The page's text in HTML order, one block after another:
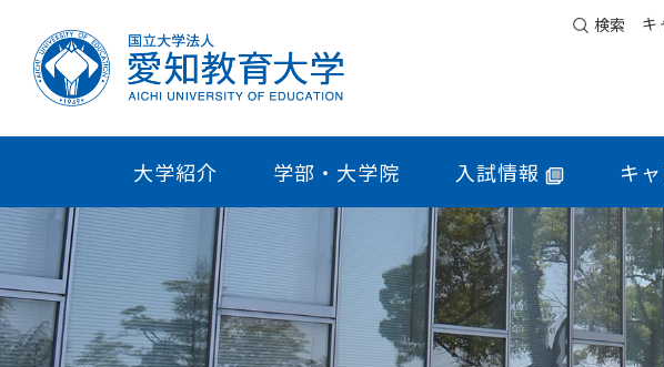
検索 キ
大学紹介 学部・大学院 入試情報 キ